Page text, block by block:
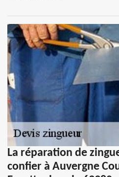
La réparation de
confier à Auvergne